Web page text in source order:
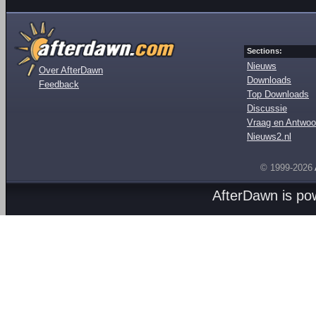
Over AfterDawn
Feedback
Sections:
Nieuws
Downloads
Top Downloads
Discussie
Vraag en
Nieuws2.nl
© 1999-2026
AfterDawn is